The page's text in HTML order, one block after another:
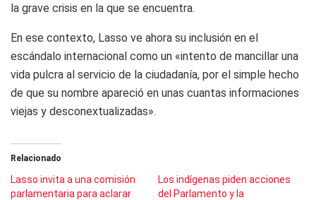
la grave crisis en la que se encuentra.
En ese contexto, Lasso ve ahora su inclusión en el
escándalo internacional como un «intento de mancillar una
vida pulcra al servicio de la ciudadanía, por el simple hecho
de que su nombre apareció en unas cuantas informaciones
viejas y desconextualizadas».
Relacionado
Lasso invita a una comisión
parlamentaria para aclarar
Los indígenas piden acciones
del Parlamento y la